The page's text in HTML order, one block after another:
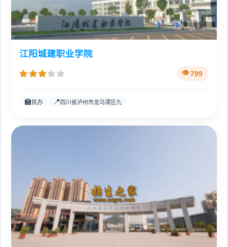
江阳城建职业学院
799
🏫 民办 📍四川省泸州市龙马潭区九